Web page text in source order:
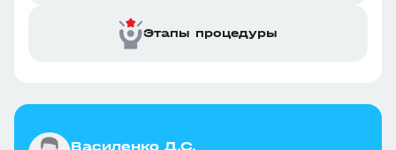
Этапы процедуры
Василенко Д.С.